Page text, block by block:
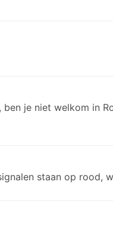
je niet welkom in
staan op rood,